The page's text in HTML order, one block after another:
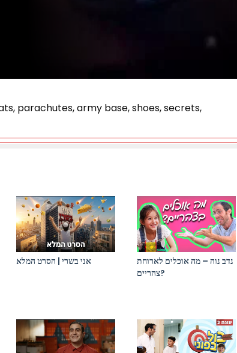
parachutes, army base, shoes, secrets,
אני בשרי | הסרט המלא
נדב נוה – מה אוכלים לארוחת
צהריים?